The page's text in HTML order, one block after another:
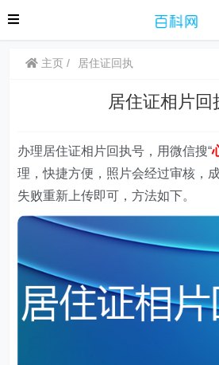
主页 居住证回执
居住证相片回
办理居住证相片回执号，用微信搜“
理，快捷方便，照片会经过审核，
失败重新上传即可，方法如下。